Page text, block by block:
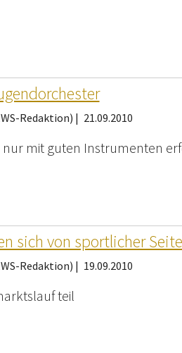
Redaktion) | 21.09.2010
mit guten Instrumenten
sich von sportlicher Seite
Redaktion) | 19.09.2010
teil